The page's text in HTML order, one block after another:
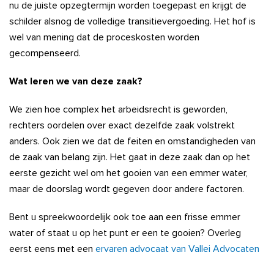
nu de juiste opzegtermijn worden toegepast en krijgt de
schilder alsnog de volledige transitievergoeding. Het hof is
wel van mening dat de proceskosten worden
gecompenseerd.
Wat leren we van deze zaak?
We zien hoe complex het arbeidsrecht is geworden,
rechters oordelen over exact dezelfde zaak volstrekt
anders. Ook zien we dat de feiten en omstandigheden van
de zaak van belang zijn. Het gaat in deze zaak dan op het
eerste gezicht wel om het gooien van een emmer water,
maar de doorslag wordt gegeven door andere factoren.
Bent u spreekwoordelijk ook toe aan een frisse emmer
water of staat u op het punt er een te gooien? Overleg
eerst eens met een ervaren advocaat van Vallei Advocaten